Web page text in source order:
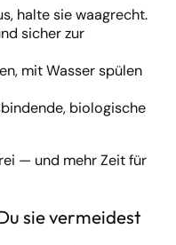
halte sie waagrecht.
sicher zur
mit Wasser spülen
biologische
— und mehr Zeit für
sie vermeidest